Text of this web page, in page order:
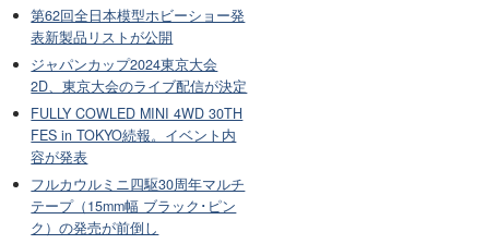
第62回全日本模型ホビーショー発
表新製品リストが公開
ジャパンカップ2024東京大会
2D、東京大会のライブ配信が決定
FULLY COWLED MINI 4WD 30TH
FES in TOKYO続報。イベント内
容が発表
フルカウルミニ四駆30周年マルチ
テープ（15mm幅 ブラック･ピン
ク）の発売が前倒し